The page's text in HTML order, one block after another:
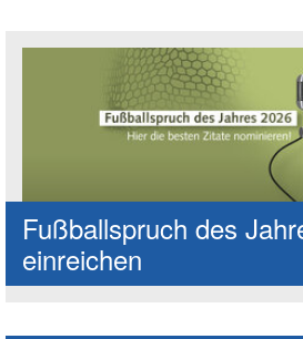
Fußballspruch des
einreichen